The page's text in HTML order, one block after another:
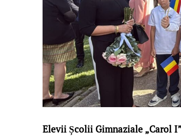
Elevii Școlii Gimnaziale „Carol